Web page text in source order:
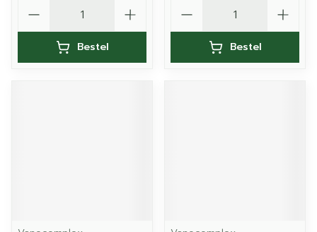
Bestel Bestel